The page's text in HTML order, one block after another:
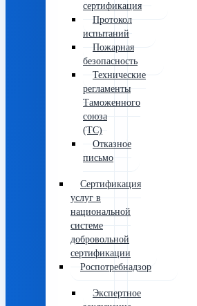
сертификация
Протокол
испытаний
Пожарная
безопасность
Технические
регламенты
Таможенного
союза
(ТС)
Отказное
письмо
Сертификация
услуг в
национальной
системе
добровольной
сертификации
Роспотребнадзор
Экспертное